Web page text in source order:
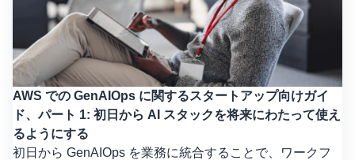
AWS での GenAIOps に関するスタートアップ向けガイ
ド、パート 1: 初日から AI スタックを将来にわたって使え
るようにする
初日から GenAIOps を業務に統合することで、ワークフ